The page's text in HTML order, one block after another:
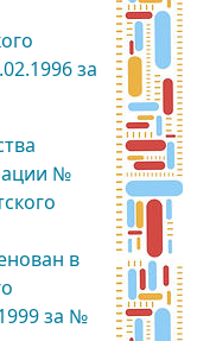
за
№
в
за №